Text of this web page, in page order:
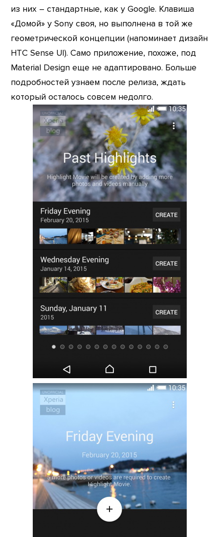
из них – стандартные, как у Google. Клавиша
«Домой» у Sony своя, но выполнена в той же
геометрической концепции (напоминает дизайн
HTC Sense UI). Само приложение, похоже, под
Material Design еще не адаптировано. Больше
подробностей узнаем после релиза, ждать
который осталось совсем недолго.